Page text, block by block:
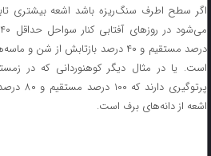
اگر سطح اطرف سنگ‌ریزه باشد اشعه بیشتری
درصد مستقیم و ۴۰ درصد بازتابش از
پرتوگیری
اشعه از دانه‌های برف است.